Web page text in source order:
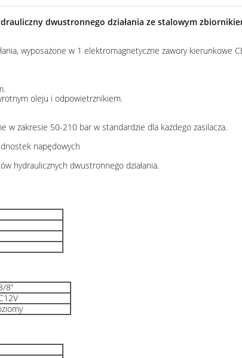
dwustronnego działania ze stalowym
wyposażone w 1 elektromagnetyczne zawory kierunkowe
oleju i odpowietrznikiem.
w zakresie 50-210 bar w standardzie dla każdego zasilacza.
napędowych
hydraulicznych dwustronnego działania.
8”